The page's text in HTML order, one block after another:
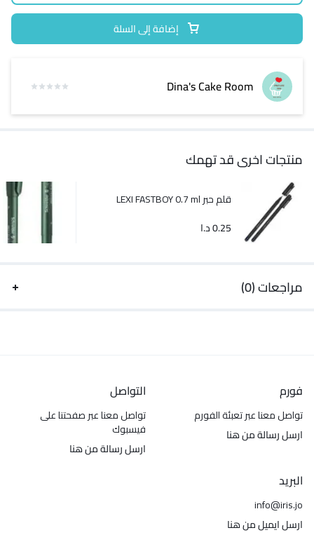
إضافة إلى السلة
Dina's Cake Room
منتجات اخرى قد تهمك
قلم حبر LEXI FASTBOY 0.7 ml
0.25د.ا
مراجعات (0)
فورم
تواصل معنا عبر تعبئة الفورم
ارسل رسالة من هنا
التواصل
تواصل معنا عبر صفحتنا على
فيسبوك
ارسل رسالة من هنا
البريد
info@iris.jo
ارسل ايميل من هنا